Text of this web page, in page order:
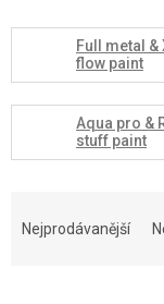
Full metal &
flow paint
Aqua pro &
stuff paint
Nejprodávanější